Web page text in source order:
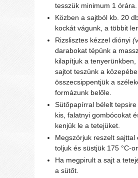
tesszük minimum 1 órára.
Közben a sajtból kb. 20
kockát vágunk, a többit
Rizslisztes kézzel diónyi
darabokat tépünk a
kilapítjuk a
sajtot teszünk a
összecsippentjük a
formázunk belőle.
Sütőpapírral bélelt
kis, falatnyi gombócokat
kenjük le a tetejüket.
Megszórjuk reszelt sajttal
toljuk és süstjük 175 °C-
Ha megpirult a sajt a
a sütőt.